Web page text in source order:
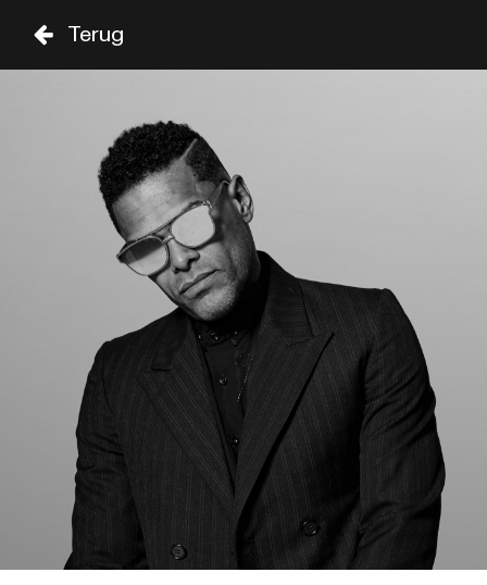
TIJD GENRE A-Z
SHOWS TOT 20:00
PITBULL
SAM COOKE
19:00
SHOWS VANAF 20:00
INNER CIRCLE
SIR DUKE
20:15
KENNY G
CELIA
20:15
Terug